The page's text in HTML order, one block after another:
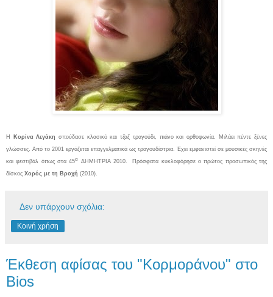
Η Κορίνα Λεγάκη σπούδασε κλασικό και τζαζ τραγούδι, πιάνο και ορθοφωνία. Μιλάει πέντε ξένες
γλώσσες. Από το 2001 εργάζεται επαγγελματικά ως τραγουδίστρια. Έχει εμφανιστεί σε μουσικές σκηνές
και φεστιβάλ όπως στα 45α ΔΗΜΗΤΡΙΑ 2010.
Πρόσφατα κυκλοφόρησε ο πρώτος προσωπικός της
δίσκος Χορός με τη Βροχή (2010).
Δεν υπάρχουν σχόλια:
Κοινή χρήση
Έκθεση αφίσας του "Κορμοράνου" στο
Bios